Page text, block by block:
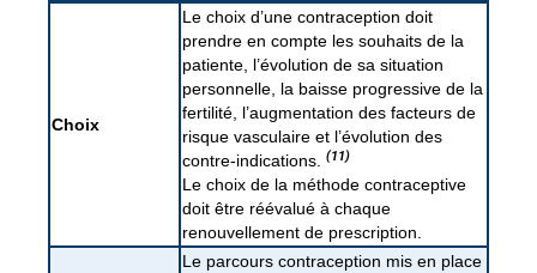
Choix
Le choix d’une contraception doit
prendre en compte les souhaits de la
patiente, l’évolution de sa situation
personnelle, la baisse progressive de la
fertilité, l’augmentation des facteurs de
risque vasculaire et l’évolution des
contre-indications. (11)
Le choix de la méthode contraceptive
doit être réévalué à chaque
renouvellement de prescription.
Le parcours contraception mis en place